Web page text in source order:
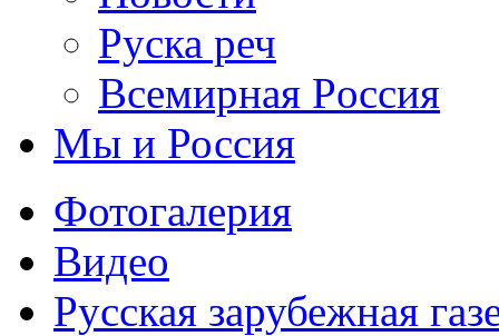
Руска реч
Всемирная Рoссия
Мы и Россия
Фотогалерия
Видео
Русская зарубежная